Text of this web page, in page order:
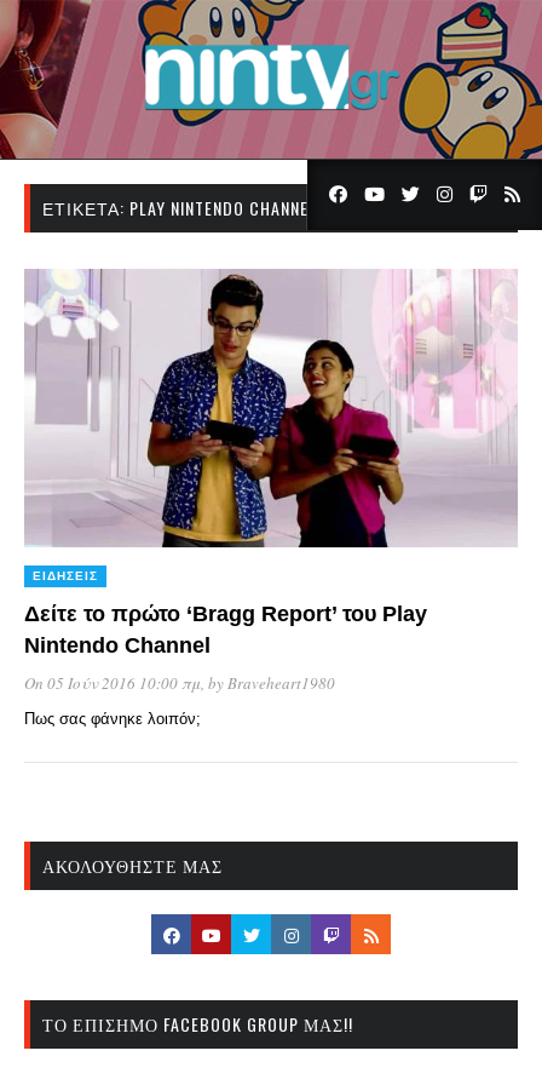
ΕΤΙΚΈΤΑ: PLAY NINTENDO CHANNEL
ΕΙΔΉΣΕΙΣ
Δείτε το πρώτο ‘Bragg Report’ του Play
Nintendo Channel
On 05 Ιούν 2016 10:00 πμ, byBraveheart1980
Πως σας φάνηκε λοιπόν;
ΑΚΟΛΟΥΘΉΣΤΕ ΜΑΣ
ΤΟ ΕΠΊΣΗΜΟ FACEBOOK GROUP ΜΑΣ!!